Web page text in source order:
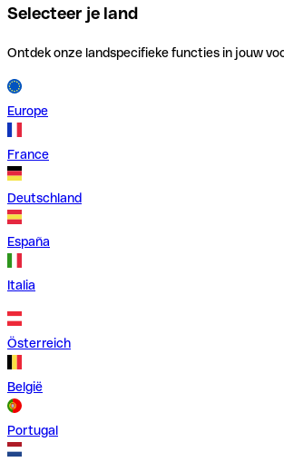
Selecteer je land
Ontdek onze landspecifieke functies in jouw
Europe
France
Deutschland
España
Italia
Österreich
België
Portugal